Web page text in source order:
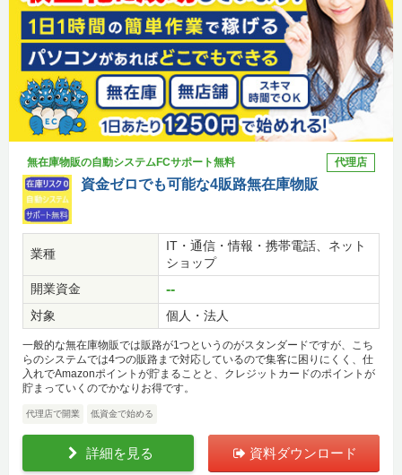
無在庫物販の自動システムFCサポート無料 代理店
資金ゼロでも可能な4販路無在庫物販
業種
IT・通信・情報・携帯電話、ネット
ショップ
開業資金
--
対象 個人・法人
一般的な無在庫物販では販路が1つというのがスタンダードですが、こち
らのシステムでは4つの販路まで対応しているので集客に困りにくく、仕
入れでAmazonポイントが貯まることと、クレジットカードのポイントが
貯まっていくのでかなりお得です。
代理店で開業 低資金で始める
詳細を見る 資料ダウンロード